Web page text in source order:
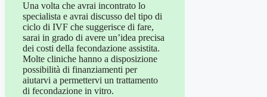
Una volta che avrai incontrato lo
specialista e avrai discusso del tipo di
ciclo di IVF che suggerisce di fare,
sarai in grado di avere un’idea precisa
dei costi della fecondazione assistita.
Molte cliniche hanno a disposizione
possibilità di finanziamenti per
aiutarvi a permettervi un trattamento
di fecondazione in vitro.